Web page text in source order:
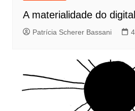
A materialidade do digital
Patrícia Scherer Bassani